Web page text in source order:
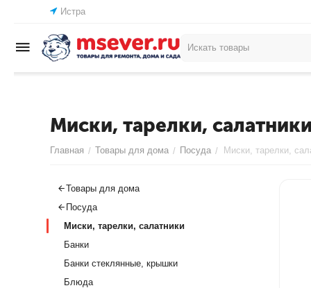
Истра
Миски, тарелки,
Главная / Товары для дома / Посуда / Миски, тарелки,
Товары для дома
Посуда
Миски, тарелки, салатники
Банки
Банки стеклянные, крышки
Блюда